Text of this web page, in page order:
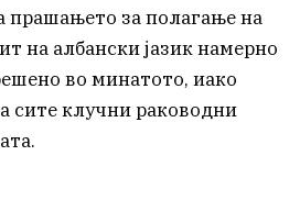
прашањето за полагање на
на албански јазик намерно
во минатото, иако
сите клучни раководни